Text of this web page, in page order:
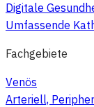
Digitale
Umfassende
Fachgebiete
Venös
Arteriell, Peripher